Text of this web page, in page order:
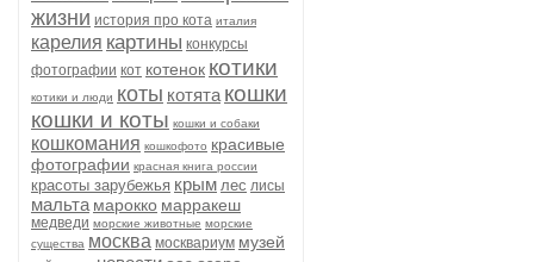
жизни история про кота италия
карелия картины конкурсы
фотографии кот котенок котики
котики и люди коты котята кошки
кошки и коты кошки и собаки
кошкомания кошкофото красивые
фотографии красная книга россии
красоты зарубежья крым лес лисы
мальта марокко марракеш
медведи морские животные морские
существа москва москвариум музей